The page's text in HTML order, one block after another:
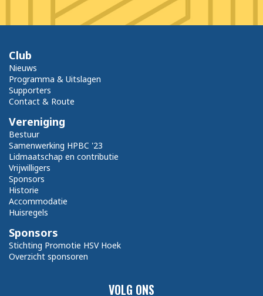
VOLG ONS
Club
Nieuws
Programma & Uitslagen
Supporters
Contact & Route
Vereniging
Bestuur
Samenwerking HPBC '23
Lidmaatschap en contributie
Vrijwilligers
Sponsors
Historie
Accommodatie
Huisregels
Sponsors
Stichting Promotie HSV Hoek
Overzicht sponsoren